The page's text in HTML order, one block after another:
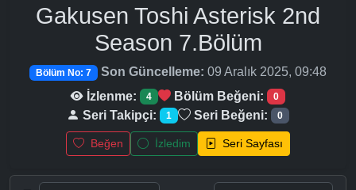
Gakusen Toshi Asterisk 2nd
Season 7.Bölüm
Bölüm No: 7 Son Güncelleme: 09 Aralık 2025, 09:48
İzlenme:
4 Bölüm Beğeni: 0
Seri Takipçi: 1 Seri Beğeni: 0
Beğen İzledim Seri Sayfası